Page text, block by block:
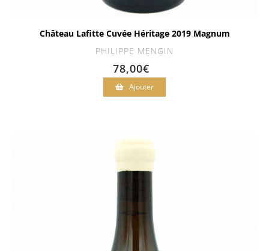
Château Lafitte Cuvée Héritage 2019 Magnum
PHILIPPE MENGIN
78,00€
Ajouter